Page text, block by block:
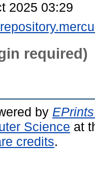
2025 03:29
required)
by
Science at
credits.